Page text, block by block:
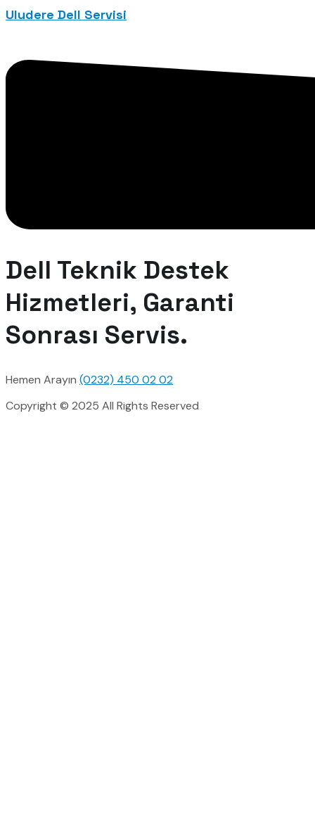
Uludere Dell Servisi
Dell Teknik Destek
Hizmetleri, Garanti
Sonrası Servis.
Hemen Arayın (0232) 450 02 02
Copyright © 2025 All Rights Reserved